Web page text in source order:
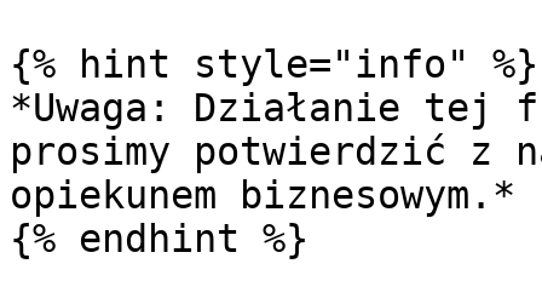
{% hint style="info" %}
*Uwaga: Działanie
prosimy potwierdzić z
opiekunem biznesowym.*
{% endhint %}